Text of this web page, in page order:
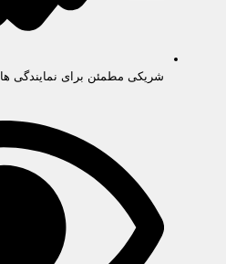
شریکی مطمئن برای نمایندگی ها